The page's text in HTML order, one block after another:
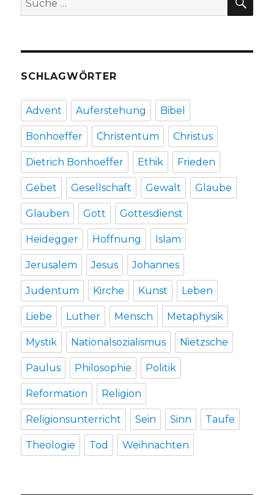
Fleischer,
nach:
SCHLAGWÖRTER
Advent Auferstehung Bibel
Bonhoeffer Christentum Christus
Dietrich Bonhoeffer Ethik Frieden
Gebet Gesellschaft Gewalt Glaube
Glauben Gott Gottesdienst
Heidegger Hoffnung Islam
Jerusalem Jesus Johannes
Judentum Kirche Kunst Leben
Liebe Luther Mensch Metaphysik
Mystik Nationalsozialismus Nietzsche
Paulus Philosophie Politik
Reformation Religion
Religionsunterricht Sein Sinn Taufe
Theologie Tod Weihnachten